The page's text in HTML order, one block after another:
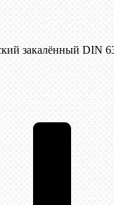
закалённый DIN